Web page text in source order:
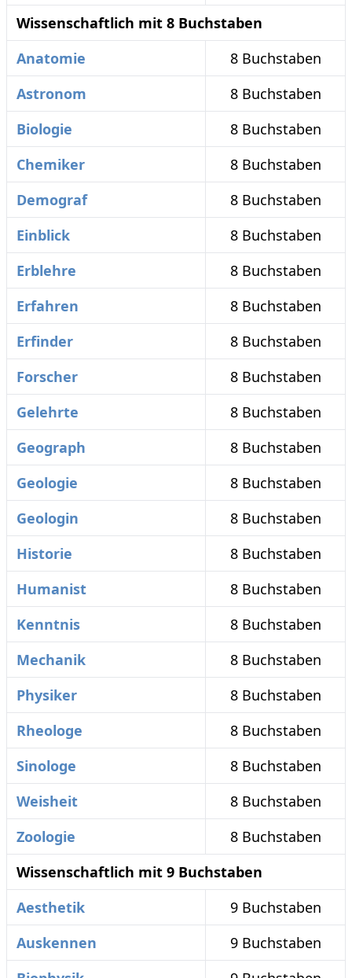
Wissenschaftlich mit 8 Buchstaben
Anatomie
8 Buchstaben
Astronom
8 Buchstaben
Biologie
8 Buchstaben
Chemiker
8 Buchstaben
Demograf
8 Buchstaben
Einblick
8 Buchstaben
Erblehre
8 Buchstaben
Erfahren
8 Buchstaben
Erfinder
8 Buchstaben
Forscher
8 Buchstaben
Gelehrte
8 Buchstaben
Geograph
8 Buchstaben
Geologie
8 Buchstaben
Geologin
8 Buchstaben
Historie
8 Buchstaben
Humanist
8 Buchstaben
Kenntnis
8 Buchstaben
Mechanik
8 Buchstaben
Physiker
8 Buchstaben
Rheologe
8 Buchstaben
Sinologe
8 Buchstaben
Weisheit
8 Buchstaben
Zoologie
8 Buchstaben
Wissenschaftlich mit 9 Buchstaben
Aesthetik
9 Buchstaben
Auskennen
9 Buchstaben